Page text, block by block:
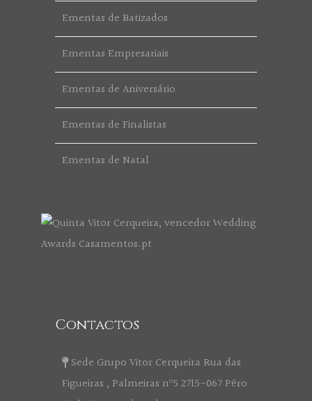
Ementas de Batizados
Ementas Empresariais
Ementas de Aniversário
Ementas de Finalistas
Ementas de Natal
Contactos
Sede Grupo Vitor Cerqueira Rua das
Figueiras , Palmeiras nº5 2715-067 Pêro